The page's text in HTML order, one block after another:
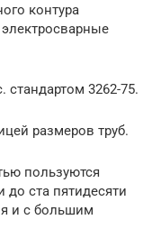
контура
стандартом 3262-75.
размеров труб.
пользуются
до ста пятидесяти
и с большим